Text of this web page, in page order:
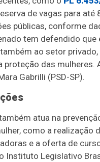
de vagas para até
públicas, conforme
tem defendido que
ao setor
proteção das mulheres.
Gabrilli (PSD-SP).
atua na
como a realização
e a oferta de
Instituto Legislativo